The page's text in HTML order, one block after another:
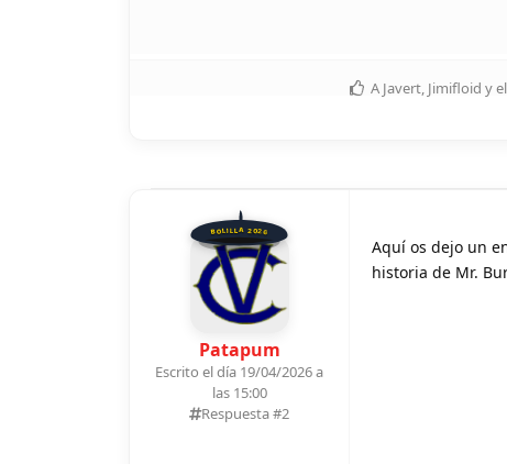
A Javert, Jimifloid y
BOLILLA 2026
Patapum
Escrito el día 19/04/2026 a
las 15:00
Respuesta #2
Aquí os dejo un
historia de Mr.